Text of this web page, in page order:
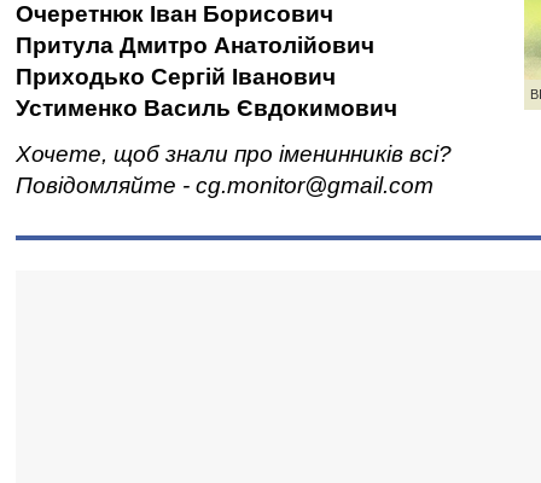
Очеретнюк Іван Борисович
Притула Дмитро Анатолійович
Приходько Сергій Іванович
Устименко Василь Євдокимович
Хочете, щоб знали про іменинників всі?
Повідомляйте - cg.monitor@gmail.com